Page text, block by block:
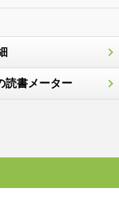
読書メーター